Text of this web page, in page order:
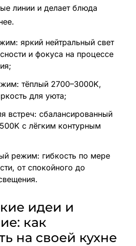
линии и делает блюда
яркий нейтральный свет
и фокуса на процессе
тёплый 2700–3000K,
для уюта;
встреч: сбалансированный
с лёгким контурным
режим: гибкость по мере
от спокойного до
идеи и
как
на своей кухне